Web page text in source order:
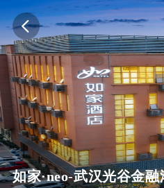
如家·neo-武汉光谷金